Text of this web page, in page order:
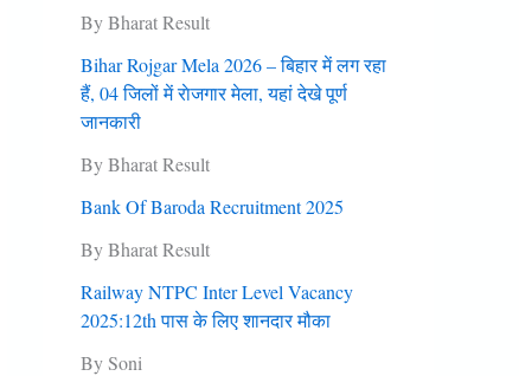
By Bharat Result
Bihar Rojgar Mela 2026 – बिहार में लग रहा
हैं, 04 जिलों में राेजगार मेला, यहां देखे पूर्ण
जानकारी
By Bharat Result
Bank Of Baroda Recruitment 2025
By Bharat Result
Railway NTPC Inter Level Vacancy
2025:12th पास के लिए शानदार मौका
By Soni